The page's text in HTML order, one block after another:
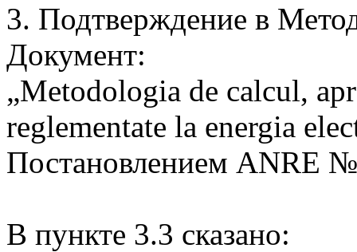
3. Подтверждение в
Документ:
„Metodologia de calcul,
reglementate la energia
Постановлением ANRE
В пункте 3.3 сказано: